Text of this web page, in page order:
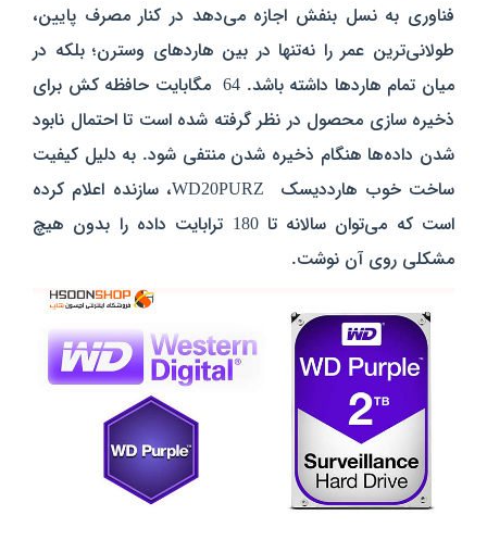
فناوری به نسل بنفش اجازه می‌دهد در کنار مصرف پایین،
طولانی‌ترین عمر را نه‌تنها در بین هارد‌های وسترن؛ بلکه در
میان تمام‌ هارد‌ها داشته باشد. 64 مگابایت حافظه‌ کش برای
ذخیره ‌سازی محصول در نظر گرفته شده است تا احتمال نابود
شدن داده‌ها هنگام ذخیره ‌شدن منتفی شود. به دلیل کیفیت
ساخت خوب هارددیسک WD20PURZ، سازنده اعلام کرده‌
است که می‌توان سالانه تا 180 ترابایت داده را بدون هیچ
مشکلی روی آن نوشت.